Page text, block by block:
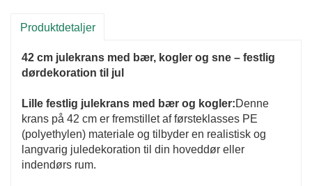
og den tilfører ethvert rum festlig julestemning.
er den nem at placere forskellige steder, hvilket
juledekoration.
Produktdetaljer
42 cm julekrans med bær, kogler og sne – festlig
dørdekoration til jul
Lille festlig julekrans med bær og kogler:Denne
krans på 42 cm er fremstillet af førsteklasses PE
(polyethylen) materiale og tilbyder en realistisk og
langvarig juledekoration til din hoveddør eller
indendørs rum.